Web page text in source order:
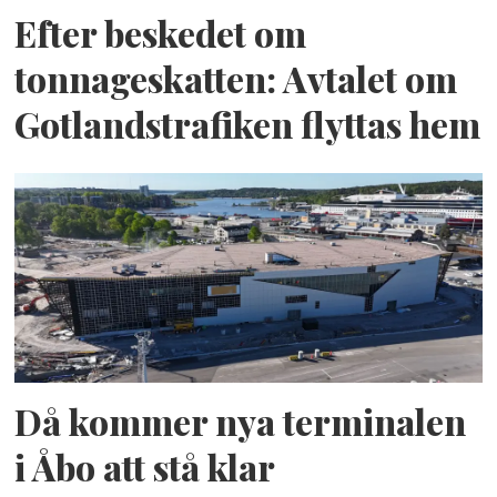
Efter beskedet om
tonnageskatten: Avtalet om
Gotlandstrafiken flyttas hem
Då kommer nya terminalen
i Åbo att stå klar